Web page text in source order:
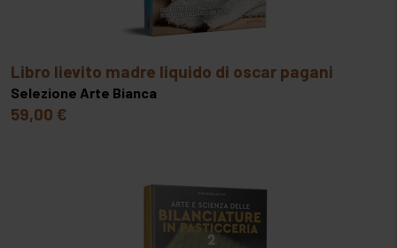
libro lievito madre liquido di oscar pagani
Selezione Arte Bianca
59,00 €